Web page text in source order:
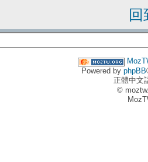
Powered by phpBB
正體中文
©